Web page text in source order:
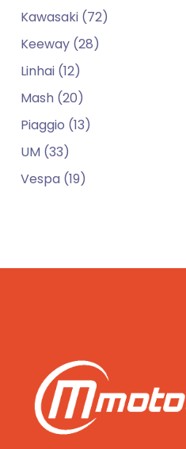
Kawasaki (72)
Keeway (28)
Linhai (12)
Mash (20)
Piaggio (13)
UM (33)
Vespa (19)